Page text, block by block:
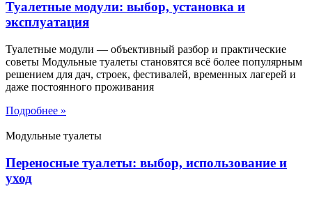
Туалетные модули: выбор, установка и
эксплуатация
Туалетные модули — объективный разбор и практические
советы Модульные туалеты становятся всё более популярным
решением для дач, строек, фестивалей, временных лагерей и
даже постоянного проживания
Подробнее »
Модульные туалеты
Переносные туалеты: выбор, использование и
уход